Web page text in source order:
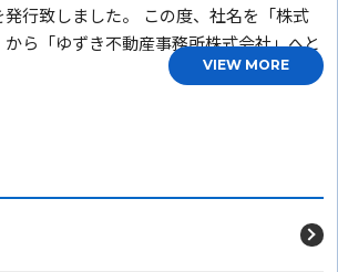
発行致しました。 この度、社名を「株式
ら「ゆずき不動産事務所株式会社」へと
VIEW MORE